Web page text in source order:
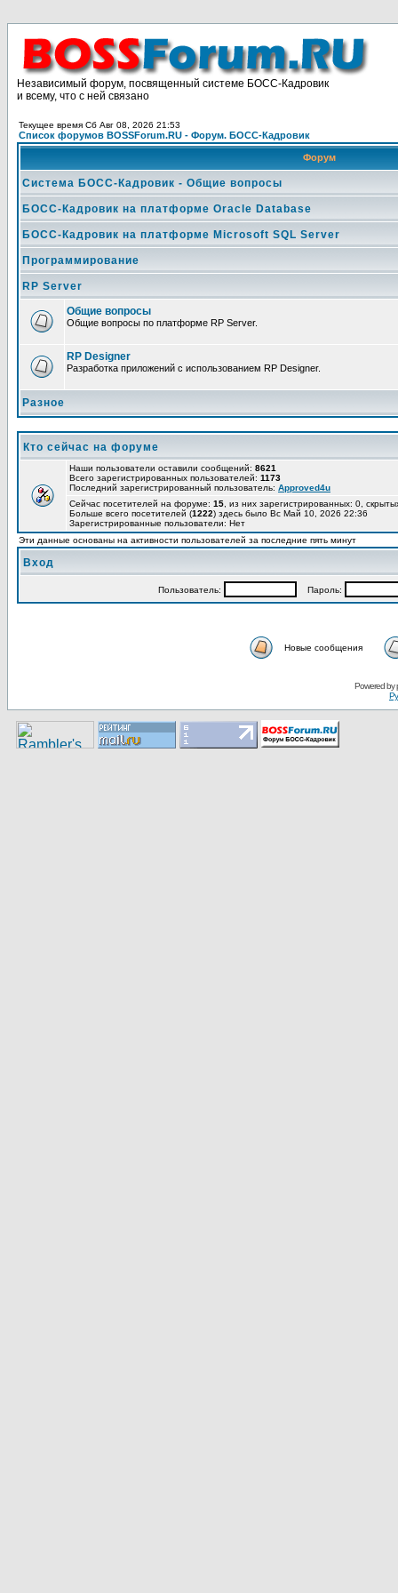
Независимый форум, посвященный системе БОСС-Кадровик
и всему, что с ней связано
Текущее время Сб Авг 08, 2026 21:53
Список форумов BOSSForum.RU - Форум. БОСС-Кадровик
Форум
Система БОСС-Кадровик - Общие вопросы
БОСС-Кадровик на платформе Oracle Database
БОСС-Кадровик на платформе Microsoft SQL Server
Программирование
RP Server
Общие вопросы
Общие вопросы по платформе RP Server.
RP Designer
Разработка приложений с использованием RP Designer.
Разное
Кто сейчас на форуме
Наши пользователи оставили сообщений: 8621
Всего зарегистрированных пользователей: 1173
Последний зарегистрированный пользователь: Approved4u
Сейчас посетителей на форуме: 15 , из них зарегистрированных: 0,
Больше всего посетителей (1222) здесь было Вс Май 10, 2026 22:36
Зарегистрированные пользователи: Нет
Эти данные основаны на активности пользователей за последние пять минут
Вход
Пользoватeль: Пaрoль:
Новые сообщения
Pоwerеd by